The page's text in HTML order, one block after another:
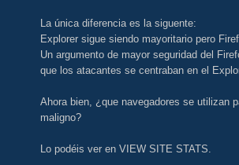
La única diferencia es la siguente:
Explorer sigue siendo mayoritario pero
Un argumento de mayor seguridad del
que los atacantes se centraban en el
Ahora bien, ¿que navegadores se utilizan
maligno?
Lo podéis ver en VIEW SITE STATS.